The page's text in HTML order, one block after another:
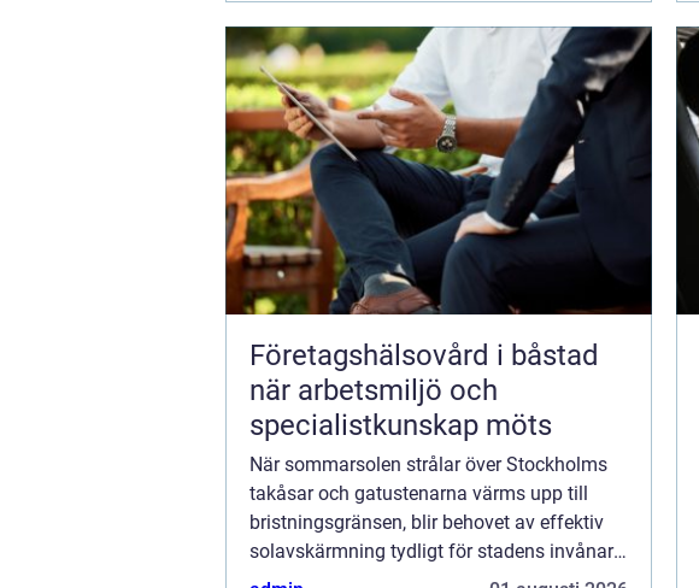
Företagshälsovård i båstad
när arbetsmiljö och
specialistkunskap möts
När sommarsolen strålar över Stockholms
takåsar och gatustenarna värms upp till
bristningsgränsen, blir behovet av effektiv
solavskärmning tydligt för stadens invånare.
Markiser i Stockholm är inte...